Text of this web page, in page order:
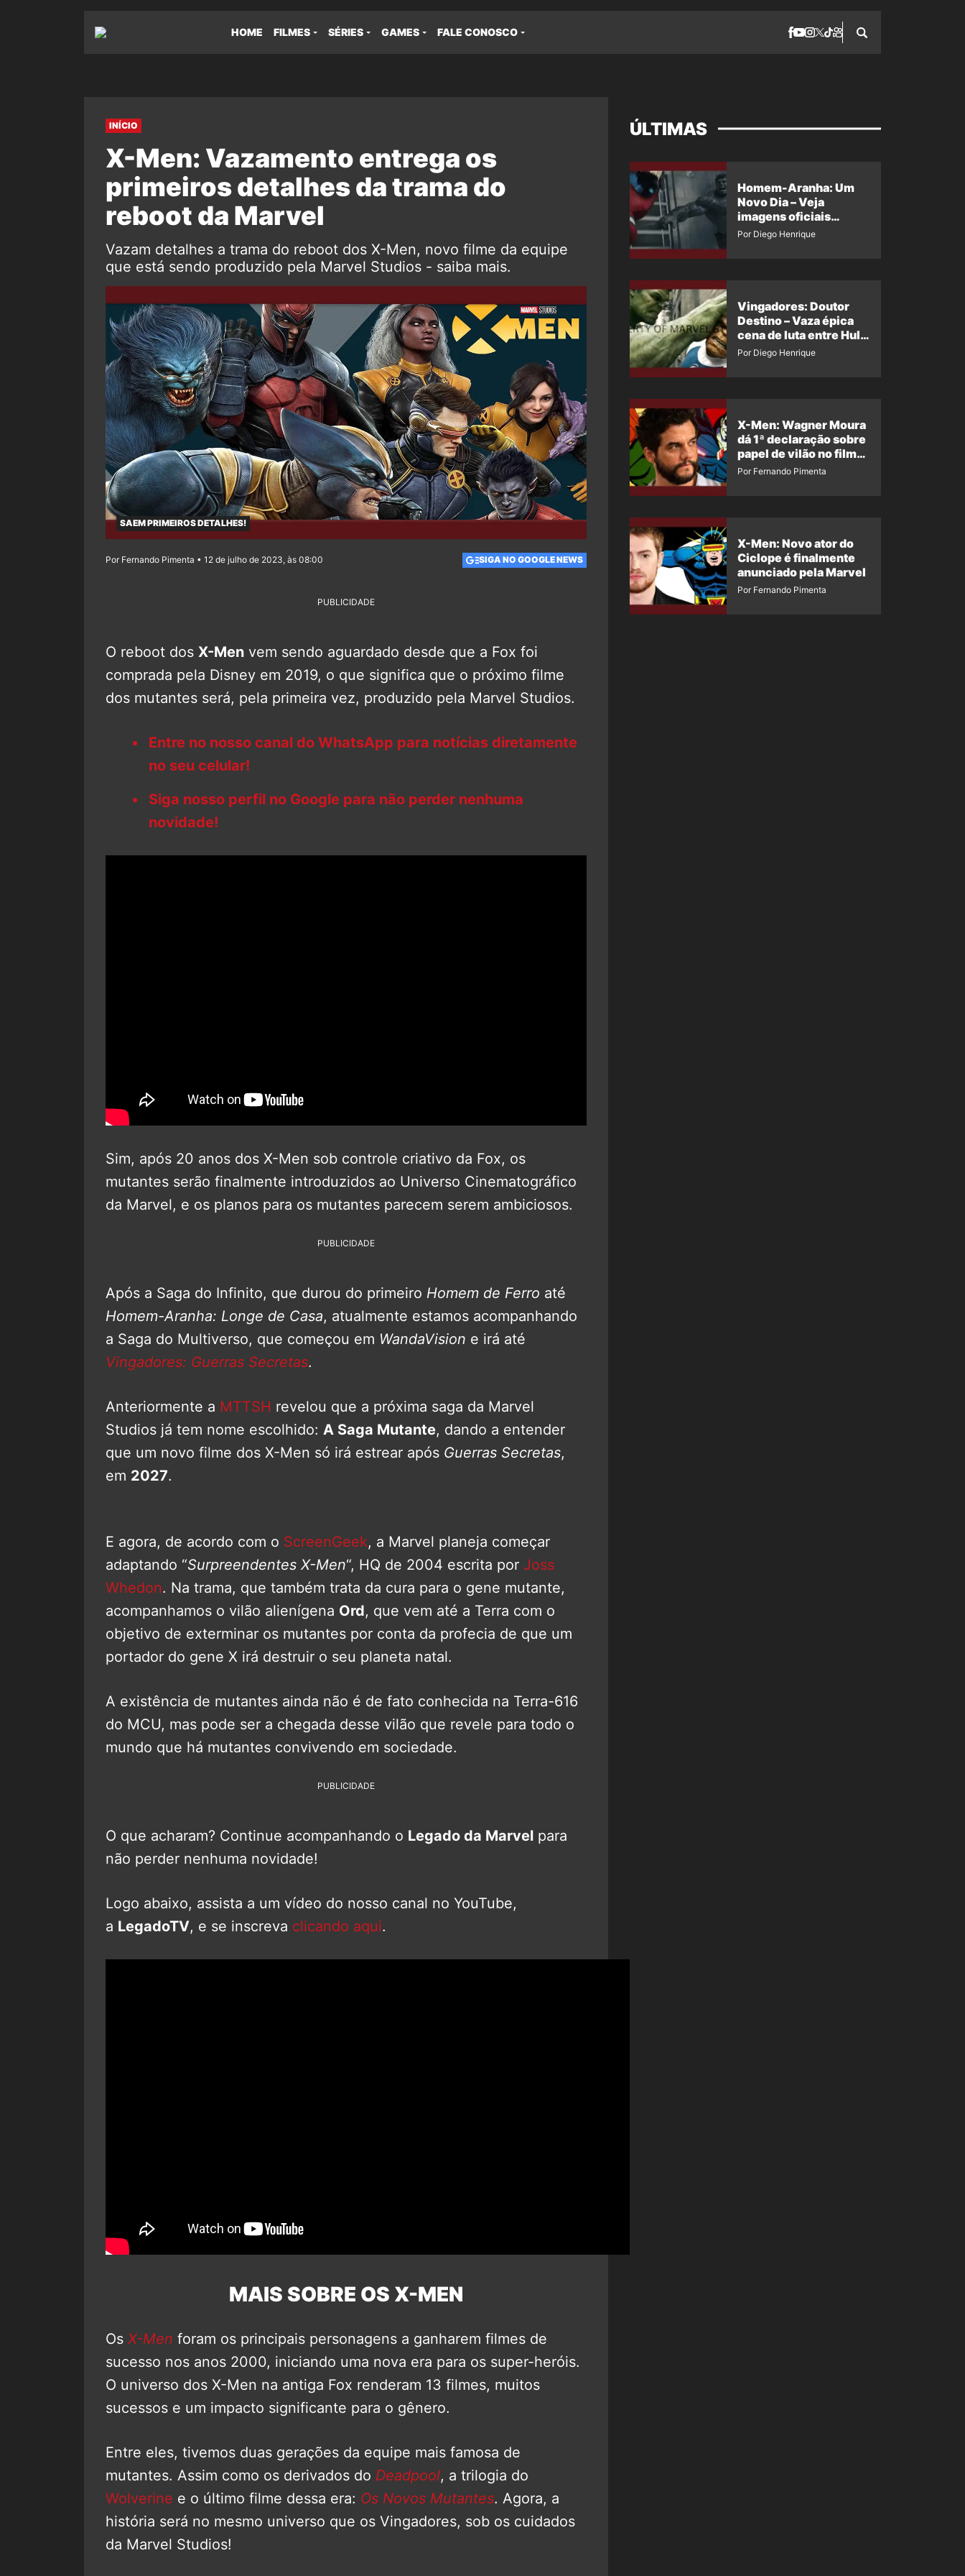
HOME FILMES SÉRIES GAMES FALE CONOSCO
INÍCIO
X-Men: Vazamento entrega os
primeiros detalhes da trama do
reboot da Marvel
Vazam detalhes a trama do reboot dos X-Men, novo filme da equipe
que está sendo produzido pela Marvel Studios - saiba mais.
SAEM PRIMEIROS DETALHES!
Por Fernando Pimenta • 12 de julho de 2023, às 08:00 SIGA NO GOOGLE NEWS
PUBLICIDADE
O reboot dos X-Men vem sendo aguardado desde que a Fox foi
comprada pela Disney em 2019, o que significa que o próximo filme
dos mutantes será, pela primeira vez, produzido pela Marvel Studios.
Entre no nosso canal do WhatsApp para notícias diretamente
no seu celular!
Siga nosso perfil no Google para não perder nenhuma
novidade!
Sim, após 20 anos dos X-Men sob controle criativo da Fox, os
mutantes serão finalmente introduzidos ao Universo Cinematográfico
da Marvel, e os planos para os mutantes parecem serem ambiciosos.
PUBLICIDADE
Após a Saga do Infinito, que durou do primeiro Homem de Ferro até
Homem-Aranha: Longe de Casa, atualmente estamos acompanhando
a Saga do Multiverso, que começou em WandaVision e irá até
Vingadores: Guerras Secretas.
Anteriormente a MTTSH revelou que a próxima saga da Marvel
Studios já tem nome escolhido: A Saga Mutante, dando a entender
que um novo filme dos X-Men só irá estrear após Guerras Secretas,
em 2027.
E agora, de acordo com o ScreenGeek, a Marvel planeja começar
adaptando “Surpreendentes X-Men“, HQ de 2004 escrita por Joss
Whedon. Na trama, que também trata da cura para o gene mutante,
acompanhamos o vilão alienígena Ord, que vem até a Terra com o
objetivo de exterminar os mutantes por conta da profecia de que um
portador do gene X irá destruir o seu planeta natal.
A existência de mutantes ainda não é de fato conhecida na Terra-616
do MCU, mas pode ser a chegada desse vilão que revele para todo o
mundo que há mutantes convivendo em sociedade.
PUBLICIDADE
O que acharam? Continue acompanhando o Legado da Marvel para
não perder nenhuma novidade!
Logo abaixo, assista a um vídeo do nosso canal no YouTube,
a LegadoTV, e se inscreva clicando aqui.
MAIS SOBRE OS X-MEN
Os X-Men foram os principais personagens a ganharem filmes de
sucesso nos anos 2000, iniciando uma nova era para os super-heróis.
O universo dos X-Men na antiga Fox renderam 13 filmes, muitos
sucessos e um impacto significante para o gênero.
Entre eles, tivemos duas gerações da equipe mais famosa de
mutantes. Assim como os derivados do Deadpool, a trilogia do
Wolverine e o último filme dessa era: Os Novos Mutantes. Agora, a
história será no mesmo universo que os Vingadores, sob os cuidados
da Marvel Studios!
ÚLTIMAS
Homem-Aranha: Um
Novo Dia – Veja
imagens oficiais
descartadas do Hulk
Por Diego Henrique
Vingadores: Doutor
Destino – Vaza épica
cena de luta entre Hulk
e o Coisa
Por Diego Henrique
X-Men: Wagner Moura
dá 1ª declaração sobre
papel de vilão no filme
da Marvel
Por Fernando Pimenta
X-Men: Novo ator do
Ciclope é finalmente
anunciado pela Marvel
Por Fernando Pimenta